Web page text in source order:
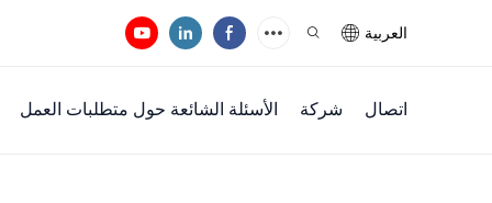
العربية
الأسئلة الشائعة حول متطلبات العمل شركة اتصال